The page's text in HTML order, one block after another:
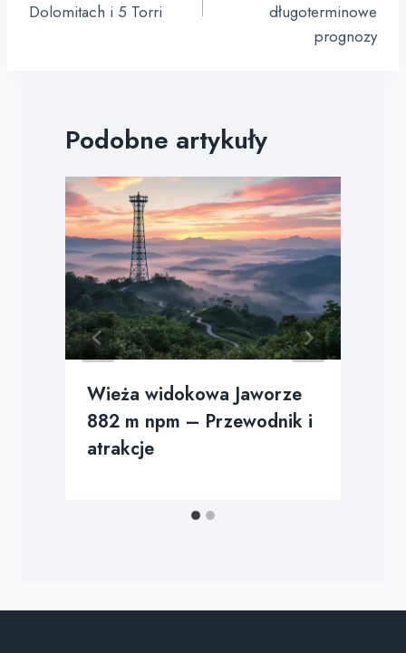
Dolomitach i 5 Torri
długoterminowe
prognozy
Podobne artykuły
Wieża widokowa Jaworze
882 m npm – Przewodnik i
atrakcje